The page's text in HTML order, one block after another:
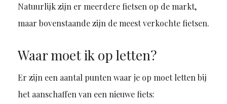
Natuurlijk zijn er meerdere fietsen op de markt,
maar bovenstaande zijn de meest verkochte fietsen.
Waar moet ik op letten?
Er zijn een aantal punten waar je op moet letten bij
het aanschaffen van een nieuwe fiets: